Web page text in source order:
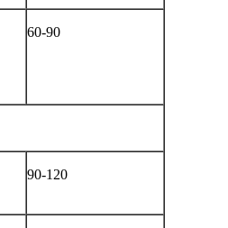
60-90
90-120